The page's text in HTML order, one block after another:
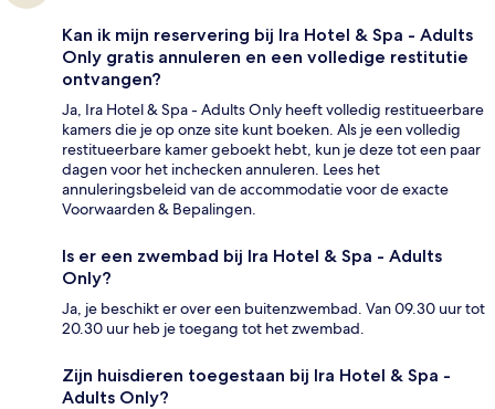
Kan ik mijn reservering bij Ira Hotel & Spa - Adults
Only gratis annuleren en een volledige restitutie
ontvangen?
Ja, Ira Hotel & Spa - Adults Only heeft volledig restitueerbare
kamers die je op onze site kunt boeken. Als je een volledig
restitueerbare kamer geboekt hebt, kun je deze tot een paar
dagen voor het inchecken annuleren. Lees het
annuleringsbeleid van de accommodatie voor de exacte
Voorwaarden & Bepalingen.
Is er een zwembad bij Ira Hotel & Spa - Adults
Only?
Ja, je beschikt er over een buitenzwembad. Van 09.30 uur tot
20.30 uur heb je toegang tot het zwembad.
Zijn huisdieren toegestaan bij Ira Hotel & Spa -
Adults Only?